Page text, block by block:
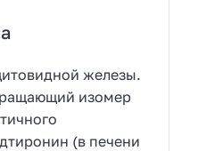
железы.
изомер
(в печени